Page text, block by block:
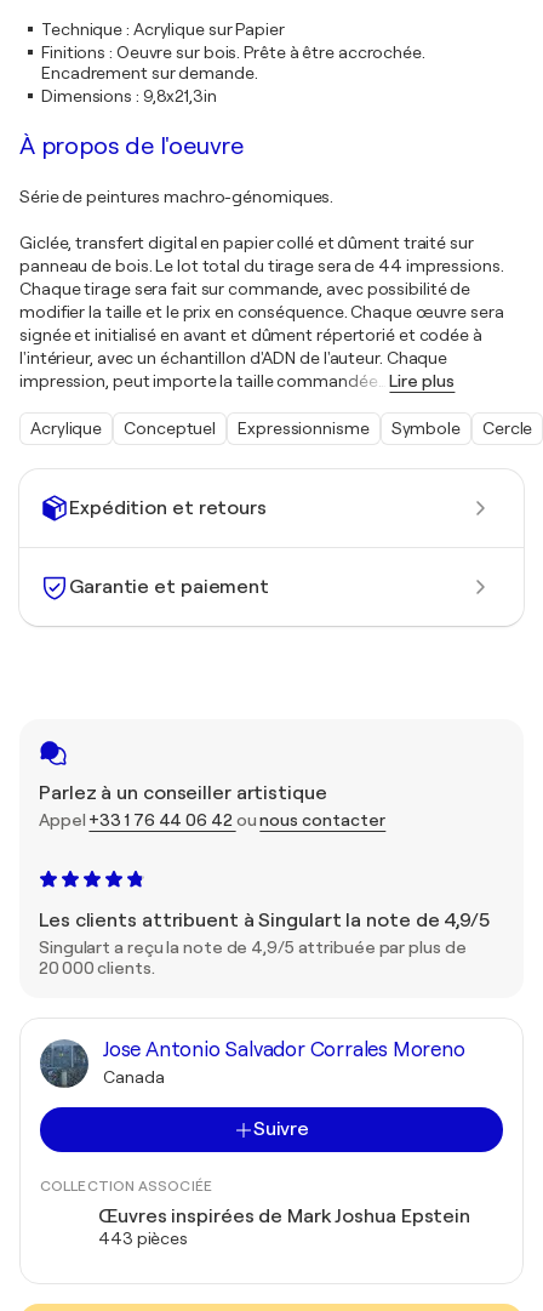
Expédition et retours
Garantie et paiement
Parlez à un conseiller artistique
Appel +33 1 76 44 06 42 ounous contacter
Les clients attribuent à Singulart la note de 4,9/5
Singulart a reçu la note de 4,9/5 attribuée par plus de
20 000 clients.
Jose Antonio Salvador Corrales Moreno
Canada
Suivre
COLLECTION ASSOCIÉE
Œuvres inspirées de Mark Joshua Epstein
443 pièces
Technique: Acrylique sur Papier
Finitions : Oeuvre sur bois. Prête à être accrochée.
Encadrement sur demande.
Dimensions : 9,8x21,3in
À propos de l'oeuvre
Série de peintures machro-génomiques.
Giclée, transfert digital en papier collé et dûment traité sur
panneau de bois. Le lot total du tirage sera de 44 impressions.
Chaque tirage sera fait sur commande, avec possibilité de
modifier la taille et le prix en conséquence. Chaque œuvre sera
signée et initialisé en avant et dûment répertorié et codée à
l'intérieur, avec un échantillon d'ADN de l'auteur. Chaque
impression, peut importe la taille commandée
Lire plus
Acrylique Conceptuel Expressionnisme Symbole Cercle